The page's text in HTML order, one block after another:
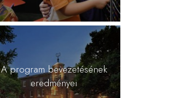
A program bevezetésének
eredményei